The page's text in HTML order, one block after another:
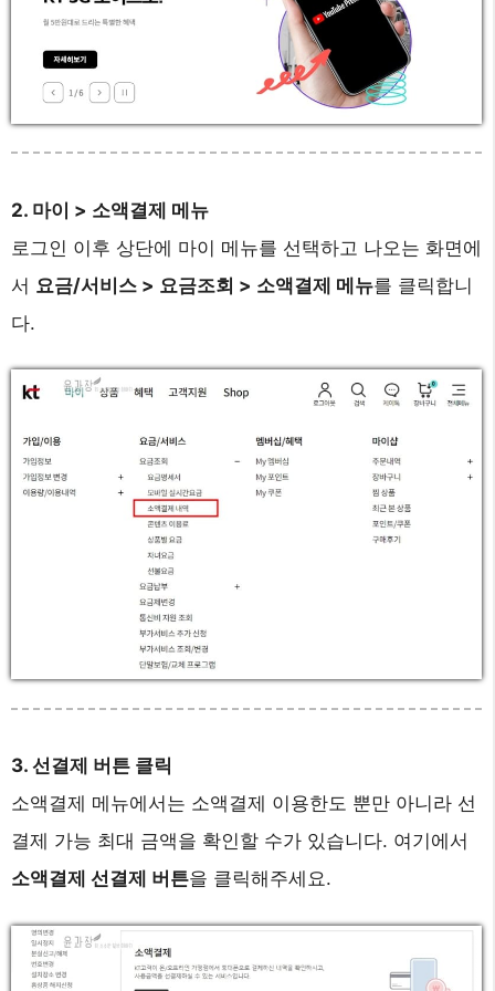
2. 마이 > 소액결제 메뉴
로그인 이후 상단에 마이 메뉴를 선택하고 나오는 화면에
서 요금/서비스 > 요금조회 > 소액결제 메뉴를 클릭합니
다.
3. 선결제 버튼 클릭
소액결제 메뉴에서는 소액결제 이용한도 뿐만 아니라 선
결제 가능 최대 금액을 확인할 수가 있습니다. 여기에서
소액결제 선결제 버튼을 클릭해주세요.